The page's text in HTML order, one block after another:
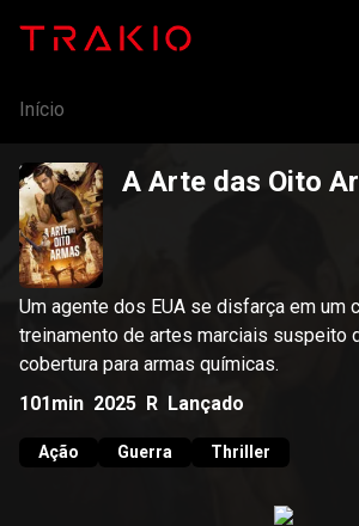
Início
A Arte das Oito
Um agente dos EUA se disfarça em um
treinamento de artes marciais suspeito
cobertura para armas químicas.
101min 2025 R Lançado
Ação Guerra Thriller